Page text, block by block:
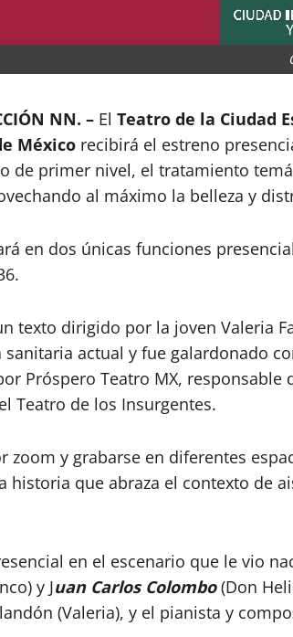
NN. – El Teatro de la Ciudad
México recibirá el estreno
de primer nivel, el tratamiento
al máximo la belleza y
en dos únicas funciones
texto dirigido por la joven Valeria
sanitaria actual y fue galardonado
Próspero Teatro MX, responsable
Teatro de los Insurgentes.
zoom y grabarse en diferentes
historia que abraza el contexto de
en el escenario que le vio
y Juan Carlos Colombo(Don
(Valeria), y el pianista y